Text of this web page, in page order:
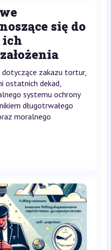
się do
ich
zakazu tortur,
ostatnich dekad,
systemu ochrony
długotrwałego
moralnego